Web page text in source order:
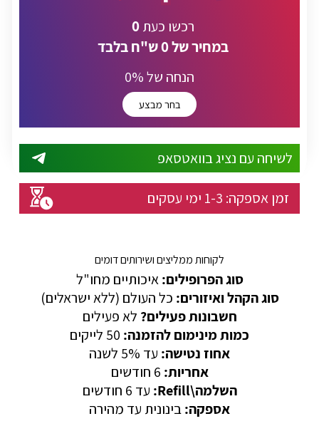
0 % הנחה של
בחר מבצע
רכשו כעת0
במחיר של0ש"ח בלבד
לשיחה עם נציג בוואטסאפ
זמן אספקה: 1-3 ימי עסקים
לקוחות ממליצים ושירותים דומים
סוג הפרופילים:איכותיים מחו"ל
סוג הקהל ואיזורים: כל העולם (ללא ישראלים)
חשבונות פעילים? לא פעילים
כמות מינימום להזמנה:
אחוז נטישה: עד 5% לשנה
אחריות:
השלמה\Refill:
עד 6 חודשים
אספקה:בינונית עד מהירה